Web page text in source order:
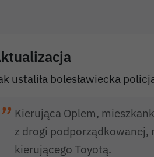
ustaliła bolesławiecka
Kierująca Oplem,
z drogi podporządkowanej,
kierującego Toyotą.